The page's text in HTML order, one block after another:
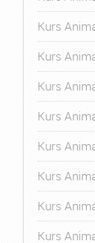
Kurs
Kurs
Kurs
Kurs
Kurs
Kurs
Kurs
Kurs